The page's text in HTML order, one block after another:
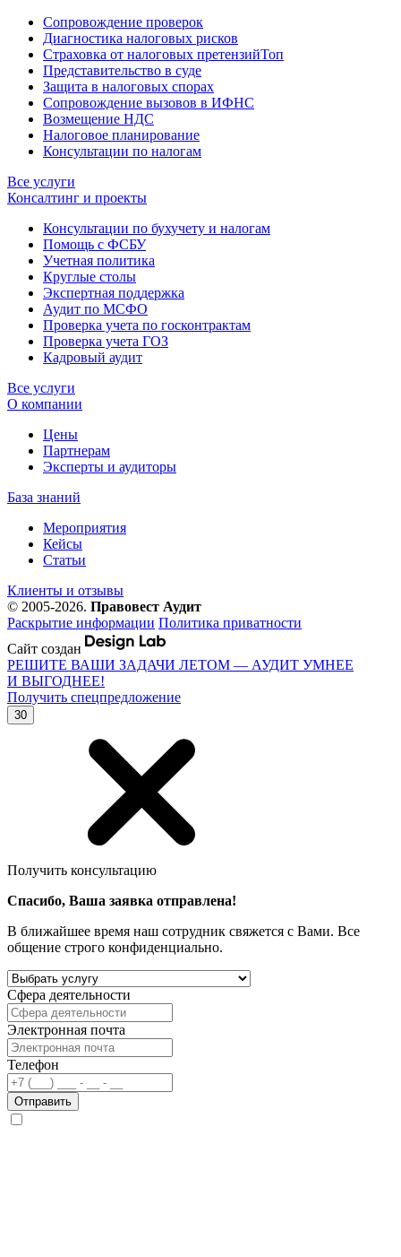
Сопровождение проверок
Диагностика налоговых рисков
Страховка от налоговых претензийТоп
Представительство в суде
Защита в налоговых спорах
Сопровождение вызовов в ИФНС
Возмещение НДС
Налоговое планирование
Консультации по налогам
Все услуги
Консалтинг и проекты
Консультации по бухучету и налогам
Помощь с ФСБУ
Учетная политика
Круглые столы
Экспертная поддержка
Аудит по МСФО
Проверка учета по госконтрактам
Проверка учета ГОЗ
Кадровый аудит
Все услуги
О компании
Цены
Партнерам
Эксперты и аудиторы
База знаний
Мероприятия
Кейсы
Статьи
Клиенты и отзывы
© 2005-2026. Правовест Аудит
Раскрытие информации Политика приватности
Сайт создан
РЕШИТЕ ВАШИ ЗАДАЧИ ЛЕТОМ — АУДИТ УМНЕЕ
И ВЫГОДНЕЕ!
Получить спецпредложение
30
Получить консультацию
Спасибо, Ваша заявка отправлена!
В ближайшее время наш сотрудник свяжется с Вами. Все
общение строго конфиденциально.
Сфера деятельности
Электронная почта
Телефон
Отправить